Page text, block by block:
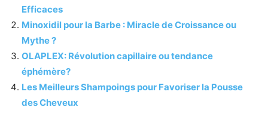
Efficaces
Minoxidil pour la Barbe : Miracle de Croissance ou
Mythe ?
OLAPLEX: Révolution capillaire ou tendance
éphémère?
Les Meilleurs Shampoings pour Favoriser la Pousse
des Cheveux